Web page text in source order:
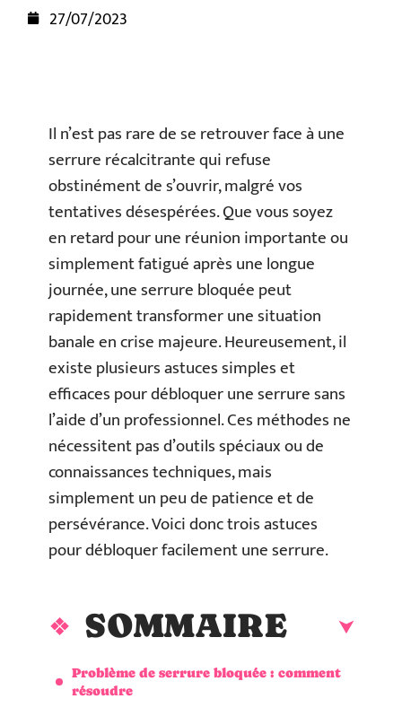
27/07/2023
Il n’est pas rare de se retrouver face à une
serrure récalcitrante qui refuse
obstinément de s’ouvrir, malgré vos
tentatives désespérées. Que vous soyez
en retard pour une réunion importante ou
simplement fatigué après une longue
journée, une serrure bloquée peut
rapidement transformer une situation
banale en crise majeure. Heureusement, il
existe plusieurs astuces simples et
efficaces pour débloquer une serrure sans
l’aide d’un professionnel. Ces méthodes ne
nécessitent pas d’outils spéciaux ou de
connaissances techniques, mais
simplement un peu de patience et de
persévérance. Voici donc trois astuces
pour débloquer facilement une serrure.
SOMMAIRE
Problème de serrure bloquée : comment
résoudre